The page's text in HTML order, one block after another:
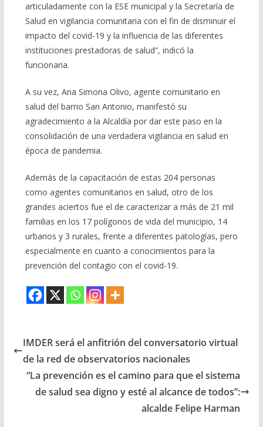
articuladamente con la ESE municipal y la Secretaría de
Salud en vigilancia comunitaria con el fin de disminuir el
impacto del covid-19 y la influencia de las diferentes
instituciones prestadoras de salud”, indicó la
funcionaria.
A su vez, Ana Simona Olivo, agente comunitario en
salud del barrio San Antonio, manifestó su
agradecimiento a la Alcaldía por dar este paso en la
consolidación de una verdadera vigilancia en salud en
época de pandemia.
Además de la capacitación de estas 204 personas
como agentes comunitarios en salud, otro de los
grandes aciertos fue el de caracterizar a más de 21 mil
familias en los 17 polígonos de vida del municipio, 14
urbanos y 3 rurales, frente a diferentes patologías, pero
especialmente en cuanto a conocimientos para la
prevención del contagio con el covid-19.
IMDER será el anfitrión del conversatorio virtual
de la red de observatorios nacionales
“La prevención es el camino para que el sistema
de salud sea digno y esté al alcance de todos”:
alcalde Felipe Harman